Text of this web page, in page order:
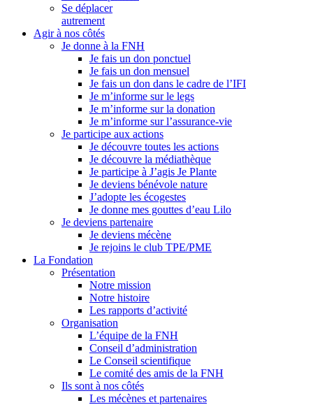
Se déplacer
autrement
Agir à nos côtés
Je donne à la FNH
Je fais un don ponctuel
Je fais un don mensuel
Je fais un don dans le cadre de l’IFI
Je m’informe sur le legs
Je m’informe sur la donation
Je m’informe sur l’assurance-vie
Je participe aux actions
Je découvre toutes les actions
Je découvre la médiathèque
Je participe à J’agis Je Plante
Je deviens bénévole nature
J’adopte les écogestes
Je donne mes gouttes d’eau Lilo
Je deviens partenaire
Je deviens mécène
Je rejoins le club TPE/PME
La Fondation
Présentation
Notre mission
Notre histoire
Les rapports d’activité
Organisation
L’équipe de la FNH
Conseil d’administration
Le Conseil scientifique
Le comité des amis de la FNH
Ils sont à nos côtés
Les mécènes et partenaires